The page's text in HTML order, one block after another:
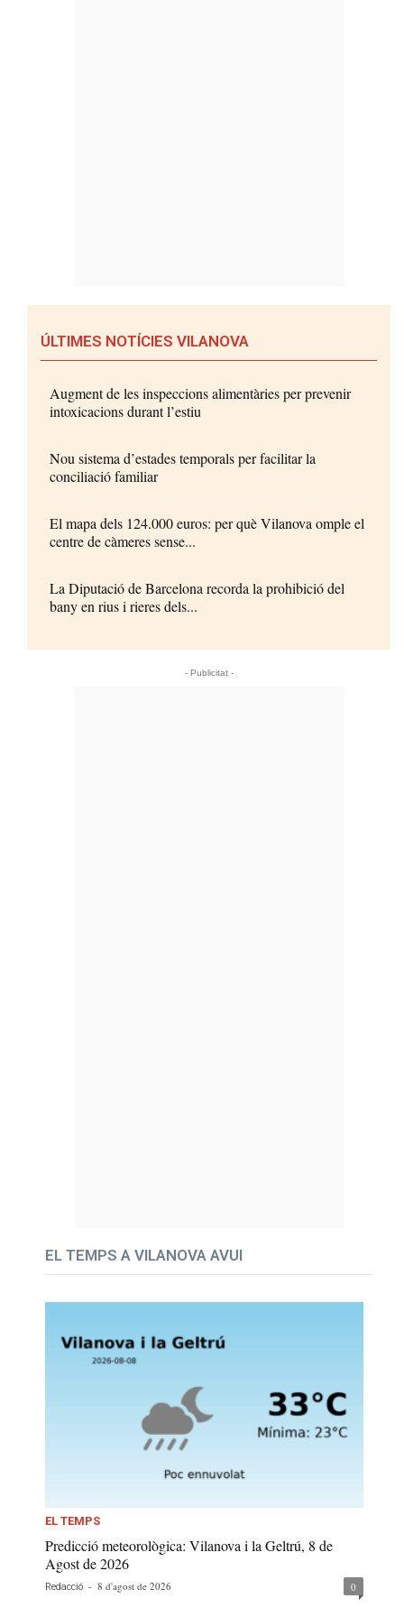
ÚLTIMES NOTÍCIES VILANOVA
Augment de les inspeccions alimentàries per prevenir
intoxicacions durant l’estiu
Nou sistema d’estades temporals per facilitar la
conciliació familiar
El mapa dels 124.000 euros: per què Vilanova omple el
centre de càmeres sense...
La Diputació de Barcelona recorda la prohibició del
bany en rius i rieres dels...
- Publicitat -
EL TEMPS A VILANOVA AVUI
EL TEMPS
Predicció meteorològica: Vilanova i la Geltrú, 8 de
Agost de 2026
Redacció - 8 d'agost de 2026 0